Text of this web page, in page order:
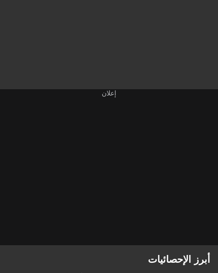
أبرز الإحصائيات